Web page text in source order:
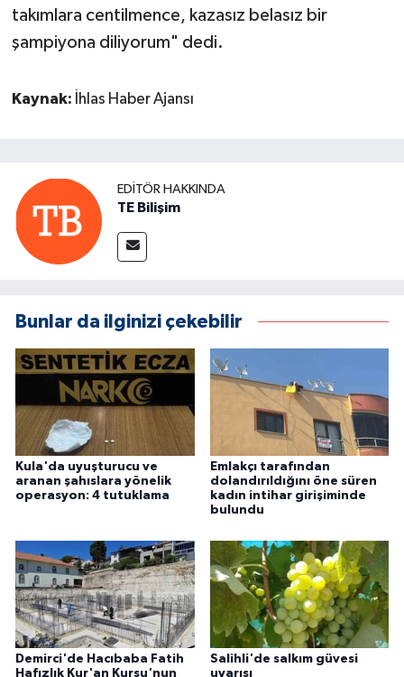
takımlara centilmence, kazasız belasız bir
şampiyona diliyorum" dedi.
Kaynak: İhlas Haber Ajansı
EDITÖR HAKKINDA
TE Bilişim
Bunlar da ilginizi çekebilir
Kula'da uyuşturucu ve
aranan şahıslara yönelik
operasyon: 4 tutuklama
Emlakçı tarafından
dolandırıldığını öne süren
kadın intihar girişiminde
bulundu
Demirci'de Hacıbaba Fatih
Hafızlık Kur'an Kursu'nun
Salihli'de salkım güvesi
uyarısı